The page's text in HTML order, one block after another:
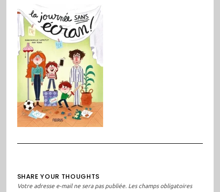
SHARE YOUR THOUGHTS
Votre adresse e-mail ne sera pas publiée. Les champs obligatoires